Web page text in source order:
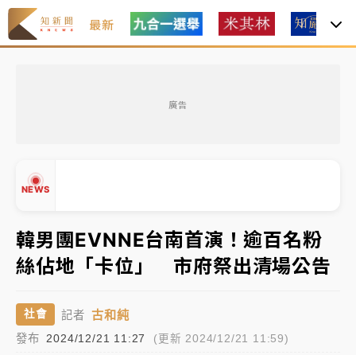
最新
廣告
NEWS
周末精選｜
面手法 郭台銘、蔡英文成關鍵
本周爆款短影音｜
柯文哲帶電子手鐶拄拐杖現身／周玉
蔻蔡玉真開撕爆料
周末精選｜
跨境網購族注意！EZ Way若改由政府委
蔣萬安的建中同學！47歲法律學霸戰桃園 公開上任首
要3件事
韓男團EVNNE台南首演！逾百名粉
絲佔地「卡位」 市府祭出清場公告
社會 記者 古和純
發布 2024/12/21 11:27 (更新 2024/12/21 11:59)